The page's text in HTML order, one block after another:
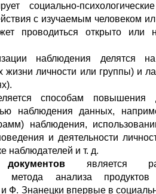
социально-
с изучаемым человеком
проводиться открыто или
наблюдения делятся
жизни личности или группы) и
способам повышения
наблюдения данных,
наблюдения,
и деятельности
наблюдателей и т. д.
является
метода анализа продуктов
и Ф. Знанецки впервые в